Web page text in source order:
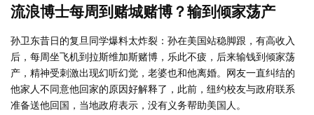
流浪博士每周到赌城赌博？输到倾家荡产
孙卫东昔日的复旦同学爆料太炸裂：孙在美国站稳脚跟，有高收入
后，每周坐飞机到拉斯维加斯赌博，乐此不疲，后来输钱到倾家荡
产，精神受刺激出现幻听幻觉，老婆也和他离婚。网友一直纠结的
他家人不同意他回家的原因好解释了，此前，纽约校友与政府联系
准备送他回国，当地政府表示，没有义务帮助美国人。